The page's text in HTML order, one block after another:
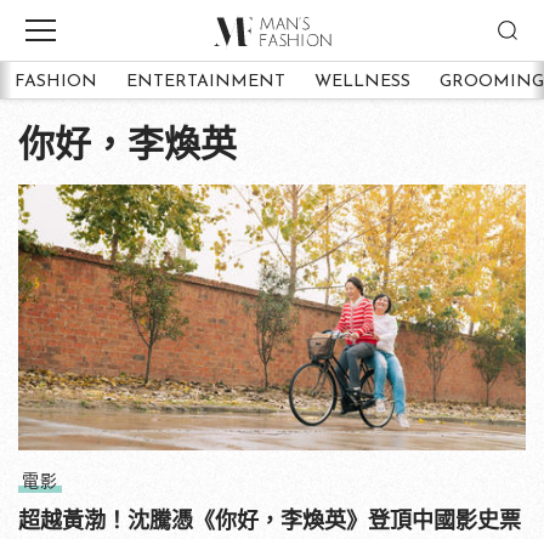
FASHION ENTERTAINMENT WELLNESS GROOMING
你好，李煥英
電影
超越黃渤！沈騰憑《你好，李煥英》登頂中國影史票